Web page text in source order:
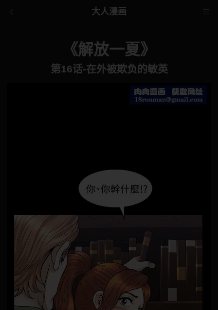
大人漫画
《解放一夏》
第16话-在外被欺负的敏英